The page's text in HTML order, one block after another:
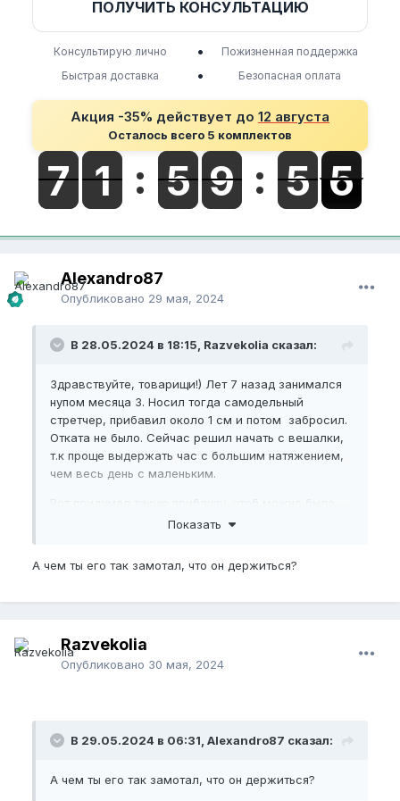
ПОЛУЧИТЬ КОНСУЛЬТАЦИЮ
Консультирую лично •
Пожизненная поддержка
Быстрая доставка
• Безопасная оплата
Акция -35% действует до 12 августа
Осталось всего 5 комплектов
Alexandro87
Опубликовано 29 мая, 2024
В 28.05.2024 в 18:15, Razvekolia сказал:
Здравствуйте, товарищи!) Лет 7 назад занимался
нупом месяца 3. Носил тогда самодельный
стретчер, прибавил около 1 см и потом забросил.
Отката не было. Сейчас решил начать с вешалки,
т.к проще выдержать час с большим натяжением,
чем весь день с маленьким.
лежать, смотреть ютубчик и расти) Натяжение
по весам.
Ещё из плюсов, что можно накрыться одеялом и
Пожалуйста,зарегистрируйтесь
Показать
А чем ты его так замотал, что он держиться?
Razvekolia
Опубликовано 30 мая, 2024
В 29.05.2024 в 06:31, Alexandro87 сказал:
А чем ты его так замотал, что он держиться?